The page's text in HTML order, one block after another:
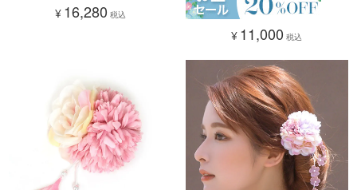
¥ 16,280 税込
¥ 11,000 税込